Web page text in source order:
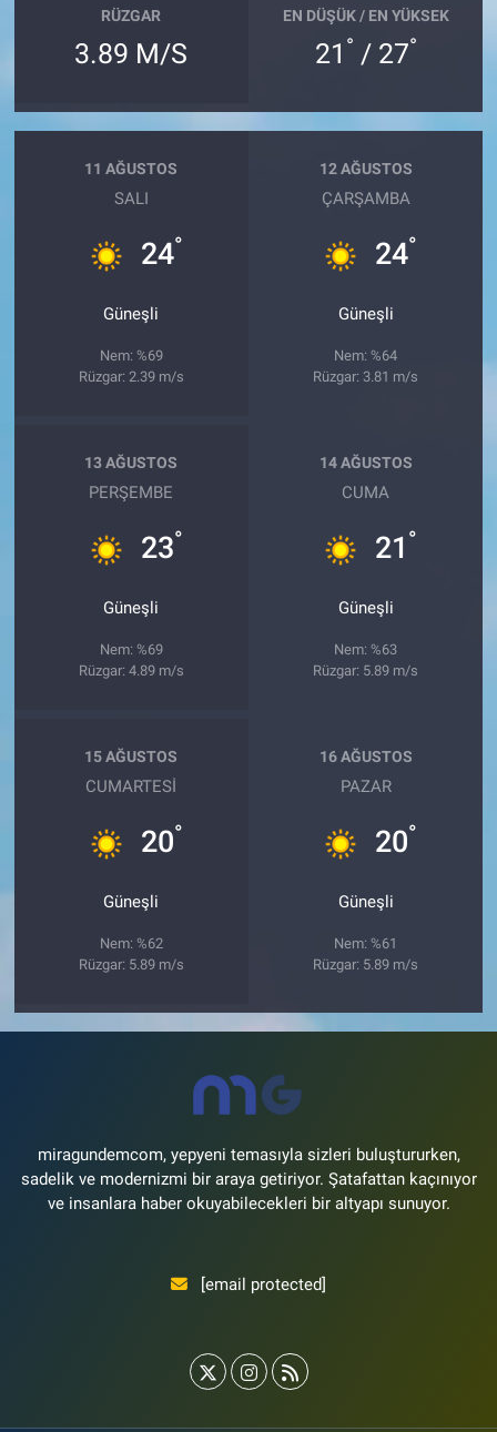
RÜZGAR
3.89 M/S
EN DÜŞÜK / EN YÜKSEK
21 ° / 27°
11 AĞUSTOS
SALI
24°
Güneşli
Nem: %69
Rüzgar: 2.39 m/s
12 AĞUSTOS
ÇARŞAMBA
24°
Güneşli
Nem: %64
Rüzgar: 3.81 m/s
13 AĞUSTOS
PERŞEMBE
23°
Güneşli
Nem: %69
Rüzgar: 4.89 m/s
14 AĞUSTOS
CUMA
21 °
Güneşli
Nem: %63
Rüzgar: 5.89 m/s
15 AĞUSTOS
CUMARTESI
20°
Güneşli
Nem: %62
Rüzgar: 5.89 m/s
16 AĞUSTOS
PAZAR
20°
Güneşli
Nem: %61
Rüzgar: 5.89 m/s
miragundemcom, yepyeni temasıyla sizleri buluştururken,
sadelik ve modernizmi bir araya getiriyor. Şatafattan kaçınıyor
ve insanlara haber okuyabilecekleri bir altyapı sunuyor.
[email protected]